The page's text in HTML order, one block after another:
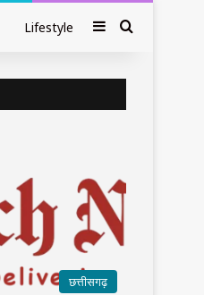
Lifestyle SidebarSearch
छत्तीसगढ़